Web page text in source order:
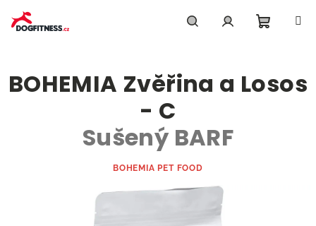
obsah
košík
BOHEMIA Zvěřina a Losos
- C
Sušený BARF
BOHEMIA PET FOOD